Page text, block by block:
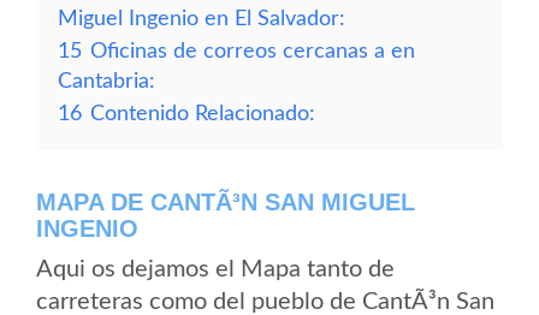
Miguel Ingenio en El Salvador:
15 Oficinas de correos cercanas a en
Cantabria:
16 Contenido Relacionado:
MAPA DE CANTÃ³N SAN MIGUEL
INGENIO
Aqui os dejamos el Mapa tanto de
carreteras como del pueblo de CantÃ³n San